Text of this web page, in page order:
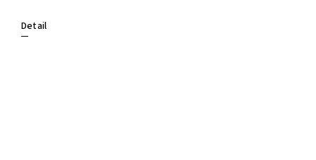
Detail